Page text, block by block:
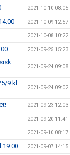
2021-10-10 08:05
2021-10-09 12:57
2021-10-08 10:22
2021-09-25 15:23
2021-09-24 09:08
9 kl
2021-09-24 09:02
2021-09-23 12:03
2021-09-20 11:41
2021-09-10 08:17
19.00 2021-09-07 14:15